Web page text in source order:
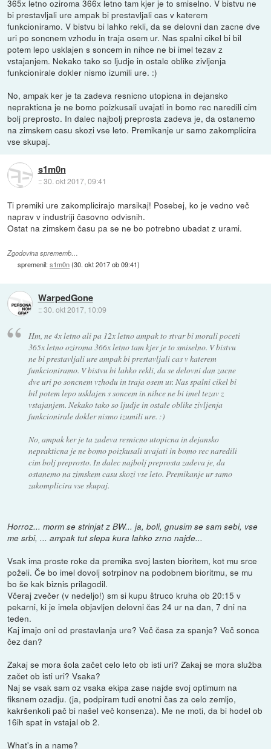
365x letno oziroma 366x letno tam kjer je to smiselno. V bistvu ne
bi prestavljali ure ampak bi prestavljali cas v katerem
funkcioniramo. V bistvu bi lahko rekli, da se delovni dan zacne dve
uri po soncnem vzhodu in traja osem ur. Nas spalni cikel bi bil
potem lepo usklajen s soncem in nihce ne bi imel tezav z
vstajanjem. Nekako tako so ljudje in ostale oblike zivljenja
funkcionirale dokler nismo izumili ure. :)
No, ampak ker je ta zadeva resnicno utopicna in dejansko
neprakticna je ne bomo poizkusali uvajati in bomo rec naredili cim
bolj preprosto. In dalec najbolj preprosta zadeva je, da ostanemo
na zimskem casu skozi vse leto. Premikanje ur samo zakomplicira
vse skupaj.
s1m0n
::30. okt 2017, 09:41
Ti premiki ure zakomplicirajo marsikaj! Posebej, ko je vedno več
naprav v industriji časovno odvisnih.
Ostat na zimskem času pa se ne bo potrebno ubadat z urami.
Zgodovina sprememb…
spremenil:s1m0n(30. okt 2017 ob 09:41)
WarpedGone
::30. okt 2017, 10:09
Hm, ne 4x letno ali pa 12x letno ampak to stvar bi morali poceti
365x letno oziroma 366x letno tam kjer je to smiselno. V bistvu
ne bi prestavljali ure ampak bi prestavljali cas v katerem
funkcioniramo. V bistvu bi lahko rekli, da se delovni dan zacne
dve uri po soncnem vzhodu in traja osem ur. Nas spalni cikel bi
bil potem lepo usklajen s soncem in nihce ne bi imel tezav z
vstajanjem. Nekako tako so ljudje in ostale oblike zivljenja
funkcionirale dokler nismo izumili ure. :)
No, ampak ker je ta zadeva resnicno utopicna in dejansko
neprakticna je ne bomo poizkusali uvajati in bomo rec naredili
cim bolj preprosto. In dalec najbolj preprosta zadeva je, da
ostanemo na zimskem casu skozi vse leto. Premikanje ur samo
zakomplicira vse skupaj.
Horroz... morm se strinjat z BW... ja, boli, gnusim se sam sebi, vse
me srbi, ... ampak tut slepa kura lahko zrno najde...
Vsak ima proste roke da premika svoj lasten bioritem, kot mu srce
poželi. Če bo imel dovolj sotrpinov na podobnem bioritmu, se mu
bo še kak biznis prilagodil.
Včeraj zvečer (v nedeljo!) sm si kupu štruco kruha ob 20:15 v
pekarni, ki je imela objavljen delovni čas 24 ur na dan, 7 dni na
teden.
Kaj imajo oni od prestavlanja ure? Več časa za spanje? Več sonca
čez dan?
Zakaj se mora šola začet celo leto ob isti uri? Zakaj se mora služba
začet ob isti uri? Vsaka?
Naj se vsak sam oz vsaka ekipa zase najde svoj optimum na
fiksnem ozadju. (ja, podpiram tudi enotni čas za celo zemljo,
kakršenkoli pač bi našel več konsenza). Me ne moti, da bi hodel ob
16ih spat in vstajal ob 2.
What's in a name?